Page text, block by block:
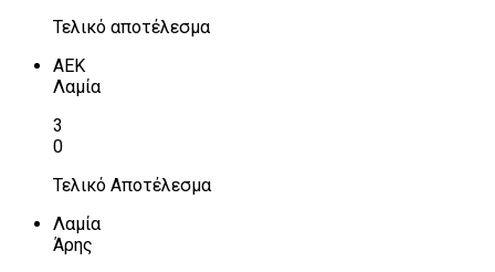
Τελικό αποτέλεσμα
ΑΕΚ
Λαμία
3
0
Τελικό Αποτέλεσμα
Λαμία
Άρης